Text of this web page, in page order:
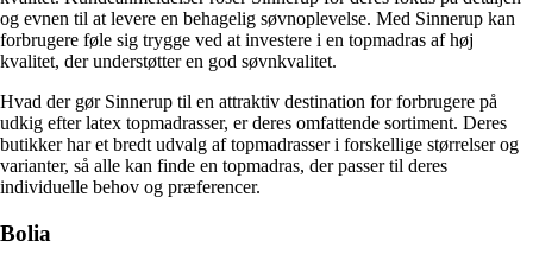
og evnen til at levere en behagelig søvnoplevelse. Med Sinnerup kan
forbrugere føle sig trygge ved at investere i en topmadras af høj
kvalitet, der understøtter en god søvnkvalitet.
Hvad der gør Sinnerup til en attraktiv destination for forbrugere på
udkig efter latex topmadrasser, er deres omfattende sortiment. Deres
butikker har et bredt udvalg af topmadrasser i forskellige størrelser og
varianter, så alle kan finde en topmadras, der passer til deres
individuelle behov og præferencer.
Bolia